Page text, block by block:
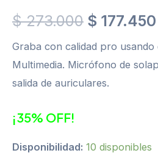
$273.000 $ 177.450
Graba con calidad pro usando
Multimedia. Micrófono de
salida de auriculares.
¡35% OFF!
Disponibilidad: 10 disponibles